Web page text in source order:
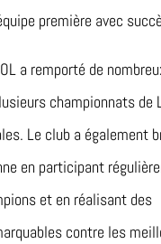
première avec
a remporté de
championnats de
Le club a également
en participant
et en réalisant des
contre les